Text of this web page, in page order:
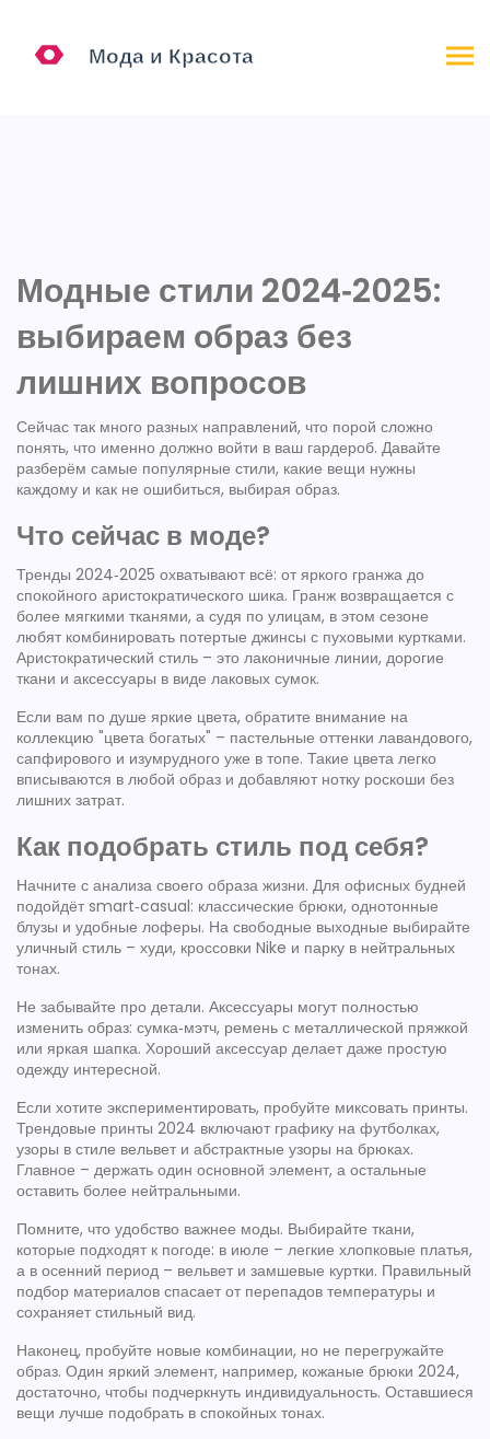
Модные стили 2024‑2025:
выбираем образ без
лишних вопросов
Сейчас так много разных направлений, что порой сложно
понять, что именно должно войти в ваш гардероб. Давайте
разберём самые популярные стили, какие вещи нужны
каждому и как не ошибиться, выбирая образ.
Что сейчас в моде?
Тренды 2024‑2025 охватывают всё: от яркого гранжа до
спокойного аристократического шика. Гранж возвращается с
более мягкими тканями, а судя по улицам, в этом сезоне
любят комбинировать потертые джинсы с пуховыми куртками.
Аристократический стиль – это лаконичные линии, дорогие
ткани и аксессуары в виде лаковых сумок.
Если вам по душе яркие цвета, обратите внимание на
коллекцию "цвета богатых" – пастельные оттенки лавандового,
сапфирового и изумрудного уже в топе. Такие цвета легко
вписываются в любой образ и добавляют нотку роскоши без
лишних затрат.
Как подобрать стиль под себя?
Начните с анализа своего образа жизни. Для офисных будней
подойдёт smart‑casual: классические брюки, однотонные
блузы и удобные лоферы. На свободные выходные выбирайте
уличный стиль – худи, кроссовки Nike и парку в нейтральных
тонах.
Не забывайте про детали. Аксессуары могут полностью
изменить образ: сумка‑мэтч, ремень с металлической пряжкой
или яркая шапка. Хороший аксессуар делает даже простую
одежду интересной.
Если хотите экспериментировать, пробуйте миксовать принты.
Трендовые принты 2024 включают графику на футболках,
узоры в стиле вельвет и абстрактные узоры на брюках.
Главное – держать один основной элемент, а остальные
оставить более нейтральными.
Помните, что удобство важнее моды. Выбирайте ткани,
которые подходят к погоде: в июле – легкие хлопковые платья,
а в осенний период – вельвет и замшевые куртки. Правильный
подбор материалов спасает от перепадов температуры и
сохраняет стильный вид.
Наконец, пробуйте новые комбинации, но не перегружайте
образ. Один яркий элемент, например, кожаные брюки 2024,
достаточно, чтобы подчеркнуть индивидуальность. Оставшиеся
вещи лучше подобрать в спокойных тонах.